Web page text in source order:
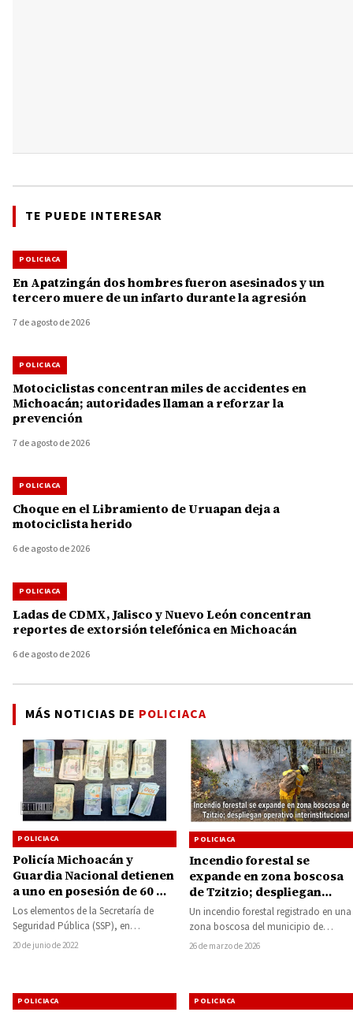
TE PUEDE INTERESAR
POLICIACA
En Apatzingán dos hombres fueron asesinados y un
tercero muere de un infarto durante la agresión
7 de agosto de 2026
POLICIACA
Motociclistas concentran miles de accidentes en
Michoacán; autoridades llaman a reforzar la
prevención
7 de agosto de 2026
POLICIACA
Choque en el Libramiento de Uruapan deja a
motociclista herido
6 de agosto de 2026
POLICIACA
Ladas de CDMX, Jalisco y Nuevo León concentran
reportes de extorsión telefónica en Michoacán
6 de agosto de 2026
MÁS NOTICIAS DE POLICIACA
POLICIACA
Policía Michoacán y
Guardia Nacional detienen
a uno en posesión de 60 mil
dólares presuntamente
ilícitos
Los elementos de la Secretaría de
Seguridad Pública (SSP), en
coordinación con la Guardia
20 de junio de 2022
POLICIACA
Incendio forestal se
expande en zona boscosa
de Tzitzio; despliegan
operativo
interinstitucional
Un incendio forestal registrado en una
zona boscosa del municipio de
Tzitzio ha presentado un crecimiento
26 de marzo de 2026
POLICIACA POLICIACA